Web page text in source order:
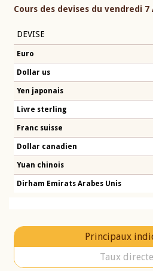
Cours des devises du vendredi 7
DEVISE
Euro
Dollar us
Yen japonais
Livre sterling
Franc suisse
Dollar canadien
Yuan chinois
Dirham Emirats Arabes Unis
Principaux
Taux